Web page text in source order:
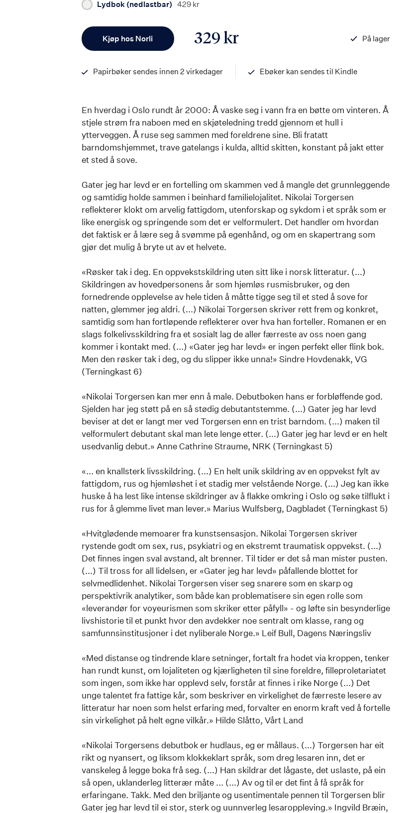
Lydbok (nedlastbar) 429 kr
Kjøp hos Norli 329 kr
På lager
Papirbøker sendes innen 2 virkedager
Ebøker kan sendes til Kindle
En hverdag i Oslo rundt år 2000: Å vaske seg i vann fra en bøtte om vinteren. Å
stjele strøm fra naboen med en skjøteledning tredd gjennom et hull i
ytterveggen. Å ruse seg sammen med foreldrene sine. Bli fratatt
barndomshjemmet, trave gatelangs i kulda, alltid skitten, konstant på jakt etter
et sted å sove.
Gater jeg har levd er en fortelling om skammen ved å mangle det grunnleggende
og samtidig holde sammen i beinhard familielojalitet. Nikolai Torgersen
reflekterer klokt om arvelig fattigdom, utenforskap og sykdom i et språk som er
like energisk og springende som det er velformulert. Det handler om hvordan
det faktisk er å lære seg å svømme på egenhånd, og om en skapertrang som
gjør det mulig å bryte ut av et helvete.
«Røsker tak i deg. En oppvekstskildring uten sitt like i norsk litteratur. (...)
Skildringen av hovedpersonens år som hjemløs rusmisbruker, og den
fornedrende opplevelse av hele tiden å måtte tigge seg til et sted å sove for
natten, glemmer jeg aldri. (...) Nikolai Torgersen skriver rett frem og konkret,
samtidig som han fortløpende reflekterer over hva han forteller. Romanen er en
slags folkelivsskildring fra et sosialt lag de aller færreste av oss noen gang
kommer i kontakt med. (...) «Gater jeg har levd» er ingen perfekt eller flink bok.
Men den røsker tak i deg, og du slipper ikke unna!» Sindre Hovdenakk, VG
(Terningkast 6)
«Nikolai Torgersen kan mer enn å male. Debutboken hans er forbløffende god.
Sjelden har jeg støtt på en så stødig debutantstemme. (...) Gater jeg har levd
beviser at det er langt mer ved Torgersen enn en trist barndom. (...) maken til
velformulert debutant skal man lete lenge etter. (...) Gater jeg har levd er en helt
usedvanlig debut.» Anne Cathrine Straume, NRK (Terningkast 5)
«... en knallsterk livsskildring. (...) En helt unik skildring av en oppvekst fylt av
fattigdom, rus og hjemløshet i et stadig mer velstående Norge. (...) Jeg kan ikke
huske å ha lest like intense skildringer av å flakke omkring i Oslo og søke tilflukt i
rus for å glemme livet man lever.» Marius Wulfsberg, Dagbladet (Terningkast 5)
«Hvitglødende memoarer fra kunstsensasjon. Nikolai Torgersen skriver
rystende godt om sex, rus, psykiatri og en ekstremt traumatisk oppvekst. (...)
Det finnes ingen sval avstand, alt brenner. Til tider er det så man mister pusten.
(...) Til tross for all lidelsen, er «Gater jeg har levd» påfallende blottet for
selvmedlidenhet. Nikolai Torgersen viser seg snarere som en skarp og
perspektivrik analytiker, som både kan problematisere sin egen rolle som
«leverandør for voyeurismen som skriker etter påfyll» - og løfte sin besynderlige
livshistorie til et punkt hvor den avdekker noe sentralt om klasse, rang og
samfunnsinstitusjoner i det nyliberale Norge.» Leif Bull, Dagens Næringsliv
«Med distanse og tindrende klare setninger, fortalt fra hodet via kroppen, tenker
han rundt kunst, om lojaliteten og kjærligheten til sine foreldre, filleproletariatet
som ingen, som ikke har opplevd selv, forstår at finnes i rike Norge (...) Det
unge talentet fra fattige kår, som beskriver en virkelighet de færreste lesere av
litteratur har noen som helst erfaring med, forvalter en enorm kraft ved å fortelle
sin virkelighet på helt egne vilkår.» Hilde Slåtto, Vårt Land
«Nikolai Torgersens debutbok er hudlaus, eg er mållaus. (...) Torgersen har eit
rikt og nyansert, og liksom klokkeklart språk, som dreg lesaren inn, det er
vanskeleg å legge boka frå seg. (...) Han skildrar det lågaste, det uslaste, på ein
så open, uklanderleg litterær måte ... (...) Av og til er det fint å få språk for
erfaringane. Takk. Med den briljante og usentimentale pennen til Torgersen blir
Gater jeg har levd til ei stor, sterk og uunnverleg lesaroppleving.» Ingvild Bræin,